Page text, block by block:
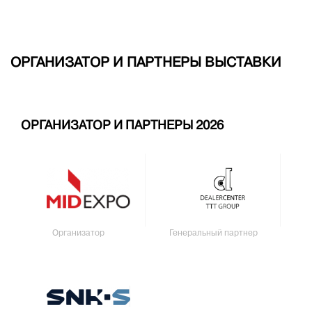
ОРГАНИЗАТОР И ПАРТНЕРЫ ВЫСТАВКИ
ОРГАНИЗАТОР И ПАРТНЕРЫ 2026
Организатор Генеральный партнер